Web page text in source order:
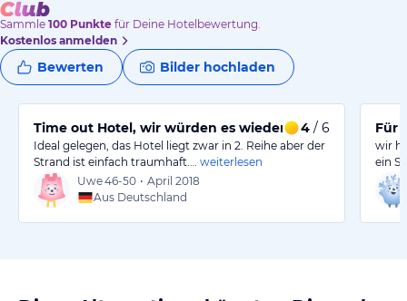
Sammle 100 Punkte für Deine Hotelbewertung.
Kostenlos anmelden
Bewerten Bilder hochladen
Time out Hotel, wir würden es wieder buchen
4 / 6
Ideal gelegen, das Hotel liegt zwar in 2. Reihe aber der
Strand ist einfach traumhaft.…
weiterlesen
Uwe46-50 • April 2018
Aus Deutschland
Für
wir
ein